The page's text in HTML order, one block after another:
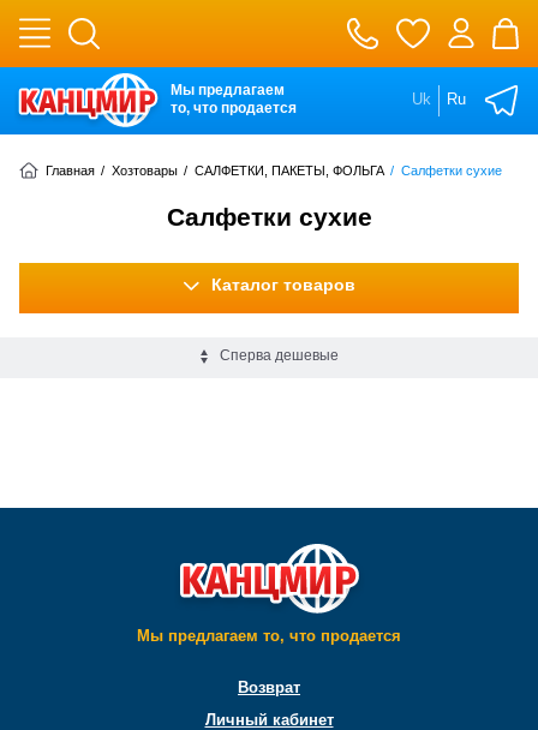
Мы предлагаем
то, что продается
Uk Ru
Главная / Хозтовары / САЛФЕТКИ, ПАКЕТЫ, ФОЛЬГА / Салфетки сухие
Салфетки сухие
Каталог товаров
Сперва дешевые
Мы предлагаем то, что продается
Возврат
Личный кабинет